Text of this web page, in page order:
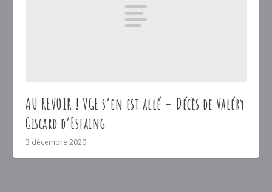
AU REVOIR ! VGE s’en est allé – Décès de Valéry
Giscard d’Estaing
3 décembre 2020